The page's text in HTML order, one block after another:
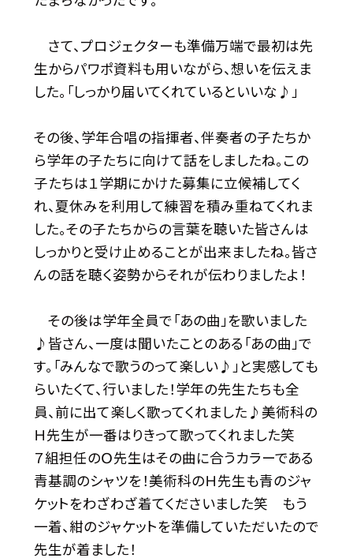
さて、プロジェクターも準備万端で最初は先
生からパワポ資料も用いながら、想いを伝えま
した。「しっかり届いてくれているといいな♪」
その後、学年合唱の指揮者、伴奏者の子たちか
ら学年の子たちに向けて話をしましたね。この
子たちは１学期にかけた募集に立候補してく
れ、夏休みを利用して練習を積み重ねてくれま
した。その子たちからの言葉を聴いた皆さんは
しっかりと受け止めることが出来ましたね。皆さ
んの話を聴く姿勢からそれが伝わりましたよ！
その後は学年全員で「あの曲」を歌いました
♪皆さん、一度は聞いたことのある「あの曲」で
す。「みんなで歌うのって楽しい♪」と実感しても
らいたくて、行いました！学年の先生たちも全
員、前に出て楽しく歌ってくれました♪美術科の
Ｈ先生が一番はりきって歌ってくれました笑
７組担任のＯ先生はその曲に合うカラーである
青基調のシャツを！美術科のＨ先生も青のジャ
ケットをわざわざ着てくださいました笑 もう
一着、紺のジャケットを準備していただいたので
先生が着ました！